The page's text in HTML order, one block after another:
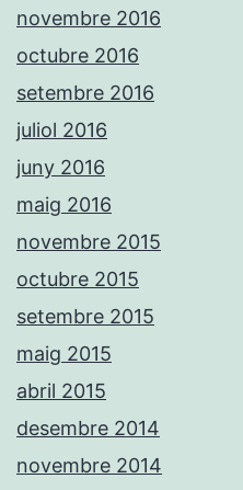
novembre 2016
octubre 2016
setembre 2016
juliol 2016
juny 2016
maig 2016
novembre 2015
octubre 2015
setembre 2015
maig 2015
abril 2015
desembre 2014
novembre 2014